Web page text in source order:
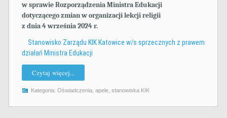
w sprawie Rozporządzenia Ministra Edukacji
dotyczącego zmian w organizacji lekcji religii
z dnia 4 września 2024 r.
Stanowisko Zarządu KIK Katowice w/s sprzecznych z prawem
działań Ministra Edukacji
Czytaj więcej...
Kategoria:Oświadczenia, apele, stanowiska KIK